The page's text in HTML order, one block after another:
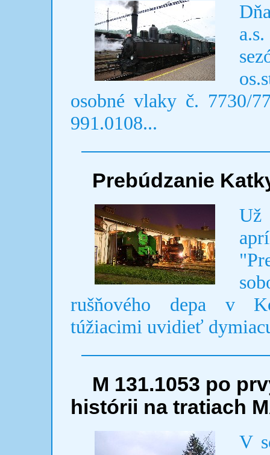
osobné vlaky č. 7730/
991.0108...
Prebúdzanie
Už
rušňového depa v
túžiacimi uvidieť
M 131.1053 po
histórii na tratiach
V